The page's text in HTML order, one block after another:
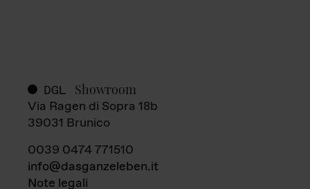
DGL Showroom
Via Ragen di Sopra 18b
39031 Brunico
0039 0474 771510
info@dasganzeleben.it
Note legali